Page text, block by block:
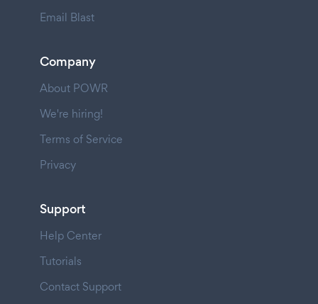
Email Blast
Company
About POWR
We're hiring!
Terms of Service
Privacy
Support
Help Center
Tutorials
Contact Support